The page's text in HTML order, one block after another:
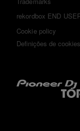
rekordbox END
Cookie policy
Definições de cookies